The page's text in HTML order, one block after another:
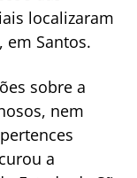
localizaram
em Santos.
sobre a
nem
a